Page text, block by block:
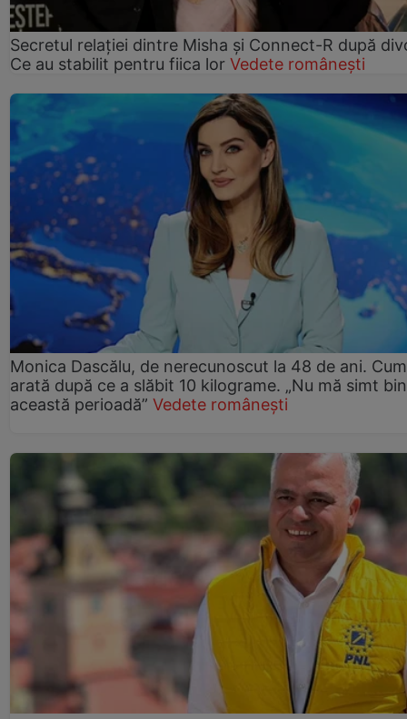
Secretul relației dintre Misha și Connect-R după
Ce au stabilit pentru fiica lor Vedete românești
Monica Dascălu, de nerecunoscut la 48 de ani. Cum
arată după ce a slăbit 10 kilograme. „Nu mă simt
această perioadă” Vedete românești